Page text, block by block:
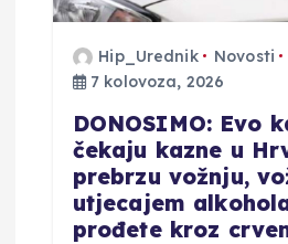
Hip_Urednik
Novosti
7 kolovoza, 2026
DONOSIMO: Evo
čekaju kazne u
prebrzu vožnju,
utjecajem
prođete kroz